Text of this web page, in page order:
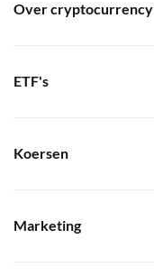
Over cryptocurrency
ETF's
Koersen
Marketing